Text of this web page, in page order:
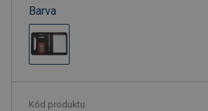
Barva
Kód produktu